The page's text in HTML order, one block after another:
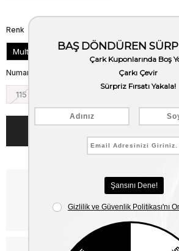
Renk
Multi
Numara
115
Notify
down